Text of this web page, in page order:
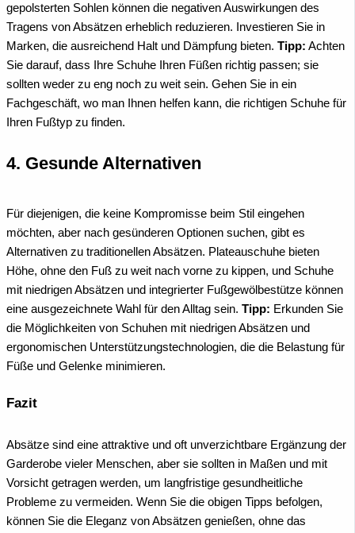
gepolsterten Sohlen können die negativen Auswirkungen des
Tragens von Absätzen erheblich reduzieren. Investieren Sie in
Marken, die ausreichend Halt und Dämpfung bieten. Tipp: Achten
Sie darauf, dass Ihre Schuhe Ihren Füßen richtig passen; sie
sollten weder zu eng noch zu weit sein. Gehen Sie in ein
Fachgeschäft, wo man Ihnen helfen kann, die richtigen Schuhe für
Ihren Fußtyp zu finden.
4. Gesunde Alternativen
Für diejenigen, die keine Kompromisse beim Stil eingehen
möchten, aber nach gesünderen Optionen suchen, gibt es
Alternativen zu traditionellen Absätzen. Plateauschuhe bieten
Höhe, ohne den Fuß zu weit nach vorne zu kippen, und Schuhe
mit niedrigen Absätzen und integrierter Fußgewölbestütze können
eine ausgezeichnete Wahl für den Alltag sein. Tipp: Erkunden Sie
die Möglichkeiten von Schuhen mit niedrigen Absätzen und
ergonomischen Unterstützungstechnologien, die die Belastung für
Füße und Gelenke minimieren.
Fazit
Absätze sind eine attraktive und oft unverzichtbare Ergänzung der
Garderobe vieler Menschen, aber sie sollten in Maßen und mit
Vorsicht getragen werden, um langfristige gesundheitliche
Probleme zu vermeiden. Wenn Sie die obigen Tipps befolgen,
können Sie die Eleganz von Absätzen genießen, ohne das